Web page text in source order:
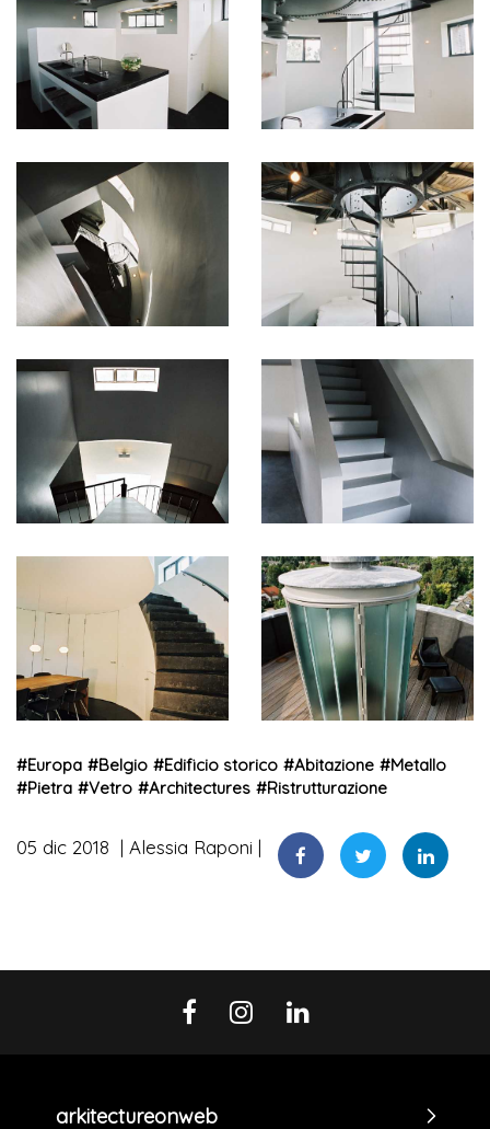
#Europa #Belgio #Edificio storico #Abitazione #Metallo
#Pietra #Vetro #Architectures #Ristrutturazione
05 dic 2018 Alessia Raponi
arkitectureonweb